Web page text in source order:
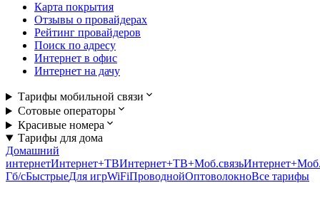
Карта покрытия
Отзывы о провайдерах
Рейтинг провайдеров
Поиск по адресу
Интернет в офис
Интернет на дачу
Тарифы мобильной связи
Сотовые операторы
Красивые номера
Тарифы для дома
Домашний
интернетИнтернет+ТВИнтернет+ТВ+Моб.связь
Гб/cБыстрыеДля игрWiFiПроводнойОптоволокноВсе тарифы